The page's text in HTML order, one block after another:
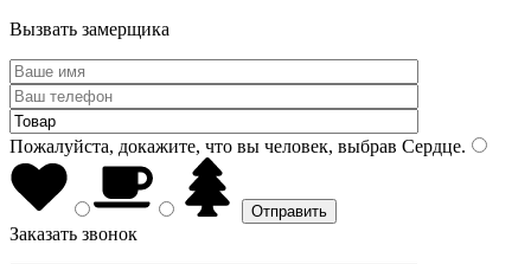
Вызвать замерщика
Пожалуйста, докажите, что вы человек, выбрав Сердце.
Заказать звонок